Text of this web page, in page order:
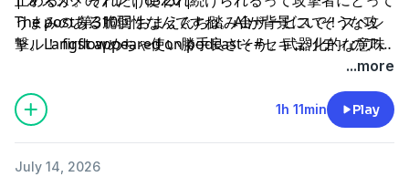
うまみのある脆弱性なんですね。AIが背景にいそうな攻
撃。Langflowめちゃ使い勝手良さそう。武器化的な意味
でも。どういうところからそう評価したのか。単なるリト
ライではなく、状況判断からの是正をしているように見え
る。運がいいとか悪いとかではなく順番が回ってくるって
感じですね。
The post第310回 おまえんち踏み台サービスで！スペシ
ャル！first appeared onpodcast - #セキュリティのア
...more
1h 11min Play
July 14, 2026